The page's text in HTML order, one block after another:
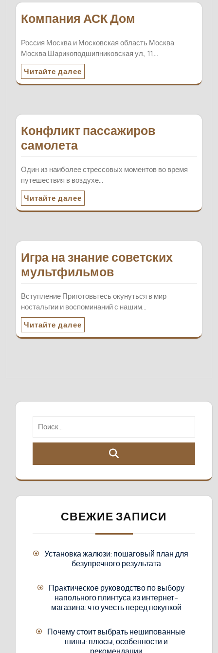
Компания АСК Дом
Россия Москва и Московская область Москва
Москва Шарикоподшипниковская ул., 11,…
Читайте далее
Конфликт пассажиров
самолета
Один из наиболее стрессовых моментов во время
путешествия в воздухе…
Читайте далее
Игра на знание советских
мультфильмов
Вступление Приготовьтесь окунуться в мир
ностальгии и воспоминаний с нашим…
Читайте далее
СВЕЖИЕ ЗАПИСИ
Установка жалюзи: пошаговый план для
безупречного результата
Практическое руководство по выбору
напольного плинтуса из интернет-
магазина: что учесть перед покупкой
Почему стоит выбрать нешипованные
шины: плюсы, особенности и